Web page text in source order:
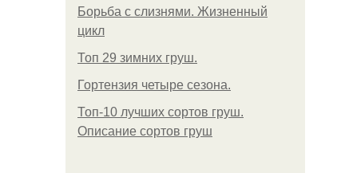
Борьба с слизнями. Жизненный
цикл
Топ 29 зимних груш.
Гортензия четыре сезона.
Топ-10 лучших сортов груш.
Описание сортов груш